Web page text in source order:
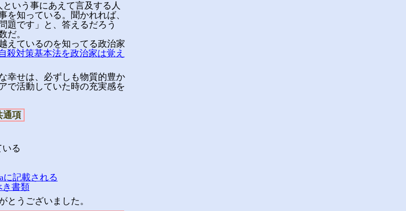
いう事にあえて言及する人
を知っている。聞かれれば、
題です」と、答えるだろう
だ。
えているのを知ってる政治家
殺対策基本法を政治家は覚え
幸せは、必ずしも物質的豊か
で活動していた時の充実感を
通項
る
に記載される
き書類
とうございました。